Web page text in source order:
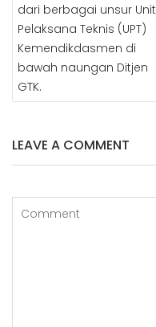
dari berbagai unsur Unit
Pelaksana Teknis (UPT)
Kemendikdasmen di
bawah naungan Ditjen
GTK.
LEAVE A COMMENT